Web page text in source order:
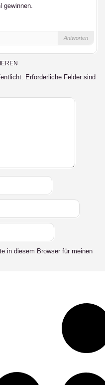
gewinnen.
Antworten
Erforderliche Felder sind
in diesem Browser für meinen